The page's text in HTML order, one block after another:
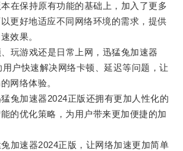
保持原有功能的基础上，加入了更多
更好地适应不同网络环境的需求，提供
效果。
游戏还是日常上网，迅猛兔加速器
户快速解决网络卡顿、延迟等问题，让
网络体验。
加速器2024正版还拥有更加人性化的
的优化策略，为用户带来更加便捷的加
速器2024正版，让网络加速更加简单